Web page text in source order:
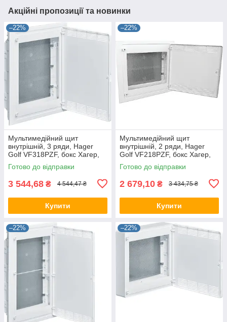
Акційні пропозиції та новинки
–22%
Мультимедійний щит
внутрішній, 3 ряди, Hager
Golf VF318PZF, бокс Хагер,
шафа розподільна
мультимедія
Готово до відправки
3 544,68 ₴ 4 544,47 ₴
Купити
–22%
Мультимедійний щит
внутрішній, 2 ряди, Hager
Golf VF218PZF, бокс Хагер,
шафа розподільна
мультимедія
Готово до відправки
2 679,10 ₴ 3 434,75 ₴
Купити
–22% –22%